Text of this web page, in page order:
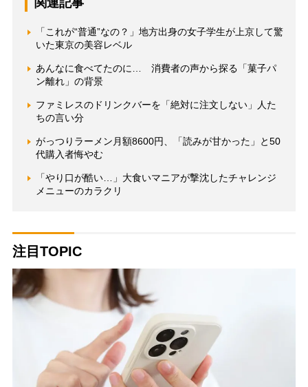
関連記事
「これが“普通”なの？」地方出身の女子学生が上京して驚
いた東京の美容レベル
あんなに食べてたのに… 消費者の声から探る「菓子パ
ン離れ」の背景
ファミレスのドリンクバーを「絶対に注文しない」人た
ちの言い分
がっつりラーメン月額8600円、「読みが甘かった」と50
代購入者悔やむ
「やり口が酷い…」大食いマニアが撃沈したチャレンジ
メニューのカラクリ
注目TOPIC